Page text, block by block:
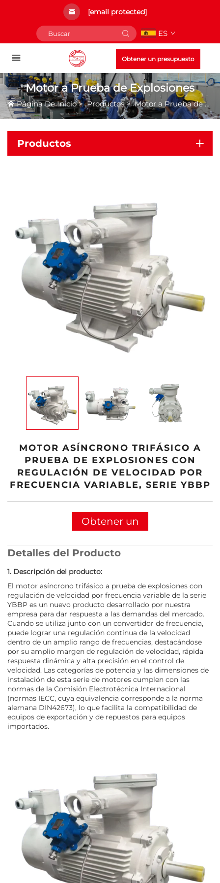
[email protected]
ES
Obtener un presupuesto
Motor a Prueba de Explosiones
Página De Inicio>Productos>Motor a Prueba de Explosiones
Productos
MOTOR ASÍNCRONO TRIFÁSICO A
PRUEBA DE EXPLOSIONES CON
REGULACIÓN DE VELOCIDAD POR
FRECUENCIA VARIABLE, SERIE YBBP
Obtener un
Detalles del Producto
1. Descripción del producto:
El motor asíncrono trifásico a prueba de explosiones con
regulación de velocidad por frecuencia variable de la serie
YBBP es un nuevo producto desarrollado por nuestra
empresa para dar respuesta a las demandas del mercado.
Cuando se utiliza junto con un convertidor de frecuencia,
puede lograr una regulación continua de la velocidad
dentro de un amplio rango de frecuencias, destacándose
por su amplio margen de regulación de velocidad, rápida
respuesta dinámica y alta precisión en el control de
velocidad. Las categorías de potencia y las dimensiones de
instalación de esta serie de motores cumplen con las
normas de la Comisión Electrotécnica Internacional
(normas IECC, cuya equivalencia corresponde a la norma
alemana DIN42673), lo que facilita la compatibilidad de
equipos de exportación y de repuestos para equipos
importados.